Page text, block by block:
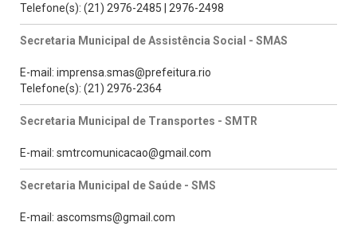
Telefone(s): (21) 2976-2485 | 2976-2498
Secretaria Municipal de Assistência Social - SMAS
E-mail: imprensa.smas@prefeitura.rio
Telefone(s): (21) 2976-2364
Secretaria Municipal de Transportes - SMTR
E-mail: smtrcomunicacao@gmail.com
Secretaria Municipal de Saúde - SMS
E-mail: ascomsms@gmail.com